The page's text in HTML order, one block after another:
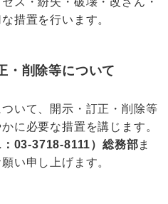
措置を行います。
・削除等について
いて、開示・訂正・削除等
に必要な措置を講じます。
03-3718-8111）総務部ま
い申し上げます。